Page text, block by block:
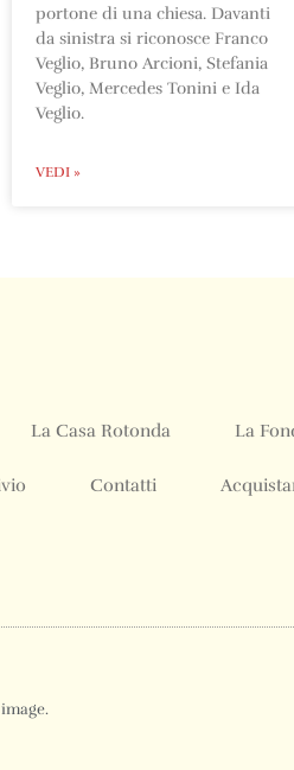
portone di una chiesa. Davanti
da sinistra si riconosce Franco
Veglio, Bruno Arcioni, Stefania
Veglio, Mercedes Tonini e Ida
Veglio.
VEDI »
La Casa Rotonda La
Contatti